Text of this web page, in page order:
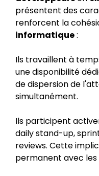
présentent des
renforcent la
informatique:
Ils travaillent à
une disponibilité
de dispersion de
simultanément.
Ils participent
daily stand-up,
reviews. Cette
permanent avec